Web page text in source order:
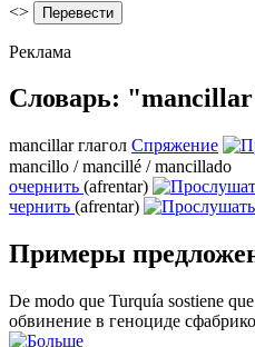
<>
Реклама
Словарь:
mancillar глагол Спряжение
mancillo / mancillé / mancillado
очернить (afrentar)
чернить (afrentar)
Примеры
De modo que Turquía sostiene
обвинение в геноциде